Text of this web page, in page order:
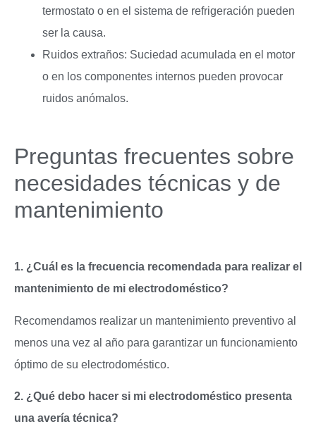
termostato o en el sistema de refrigeración pueden
ser la causa.
Ruidos extraños: Suciedad acumulada en el motor
o en los componentes internos pueden provocar
ruidos anómalos.
Preguntas frecuentes sobre
necesidades técnicas y de
mantenimiento
1. ¿Cuál es la frecuencia recomendada para realizar el
mantenimiento de mi electrodoméstico?
Recomendamos realizar un mantenimiento preventivo al
menos una vez al año para garantizar un funcionamiento
óptimo de su electrodoméstico.
2. ¿Qué debo hacer si mi electrodoméstico presenta
una avería técnica?